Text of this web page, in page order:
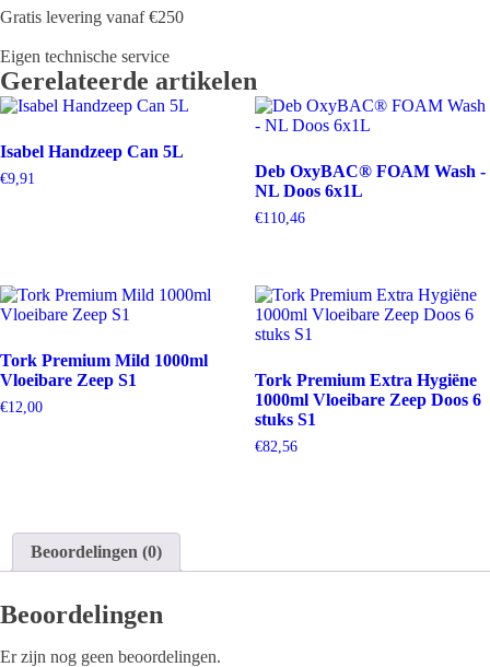
Gratis levering vanaf €250
Eigen technische service
Gerelateerde artikelen
Isabel Handzeep Can 5L
€9,91
Deb OxyBAC® FOAM Wash -
NL Doos 6x1L
€110,46
Tork Premium Mild 1000ml
Vloeibare Zeep S1
€12,00
Tork Premium Extra Hygiëne
1000ml Vloeibare Zeep Doos 6
stuks S1
€82,56
Beoordelingen (0)
Beoordelingen
Er zijn nog geen beoordelingen.